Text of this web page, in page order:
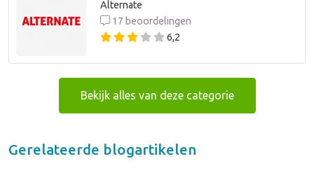
Alternate
17 beoordelingen
6,2
Bekijk alles van deze categorie
Gerelateerde blogartikelen